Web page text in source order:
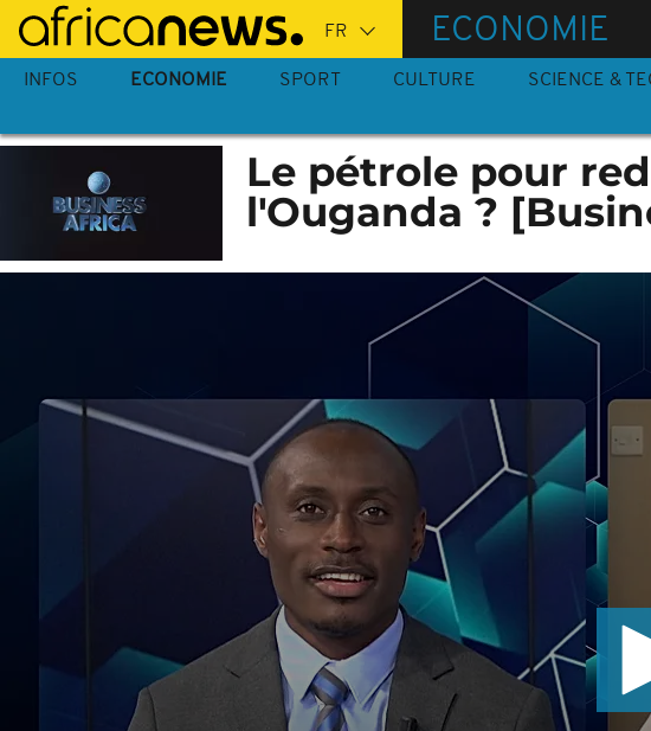
Passer
au
contenu
ECONOMIE
INFOS ECONOMIE SPORT CULTURE SCIENCE &
Le pétrole pour
l'Ouganda ?